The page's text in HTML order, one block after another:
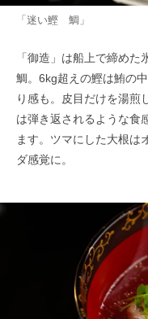
「迷い鰹 鯛」
「御造」は船上で締め
鯛。6kg超えの鰹は鮪の
り感も。皮目だけを湯煎
は弾き返されるような食
ます。ツマにした大根は
ダ感覚に。